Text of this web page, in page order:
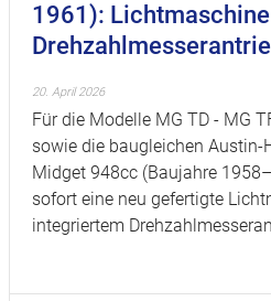
1961):
20. April 2026
Für die Modelle MG TD - MG
sowie die baugleichen Austin-
Midget 948cc (Baujahre
sofort eine neu gefertigte
integriertem